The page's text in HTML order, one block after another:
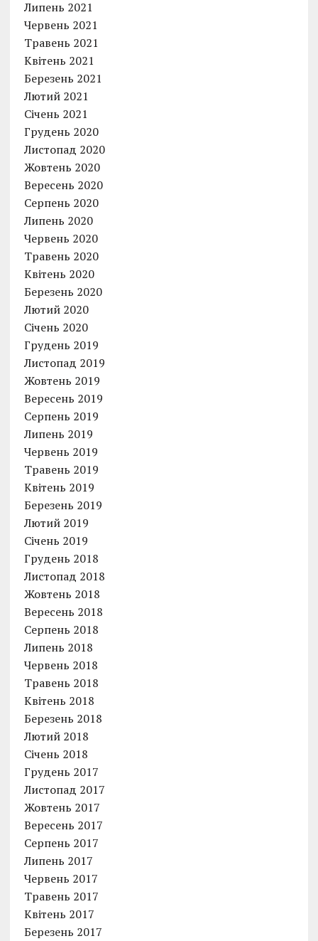
Липень 2021
Червень 2021
Травень 2021
Квітень 2021
Березень 2021
Лютий 2021
Січень 2021
Грудень 2020
Листопад 2020
Жовтень 2020
Вересень 2020
Серпень 2020
Липень 2020
Червень 2020
Травень 2020
Квітень 2020
Березень 2020
Лютий 2020
Січень 2020
Грудень 2019
Листопад 2019
Жовтень 2019
Вересень 2019
Серпень 2019
Липень 2019
Червень 2019
Травень 2019
Квітень 2019
Березень 2019
Лютий 2019
Січень 2019
Грудень 2018
Листопад 2018
Жовтень 2018
Вересень 2018
Серпень 2018
Липень 2018
Червень 2018
Травень 2018
Квітень 2018
Березень 2018
Лютий 2018
Січень 2018
Грудень 2017
Листопад 2017
Жовтень 2017
Вересень 2017
Серпень 2017
Липень 2017
Червень 2017
Травень 2017
Квітень 2017
Березень 2017